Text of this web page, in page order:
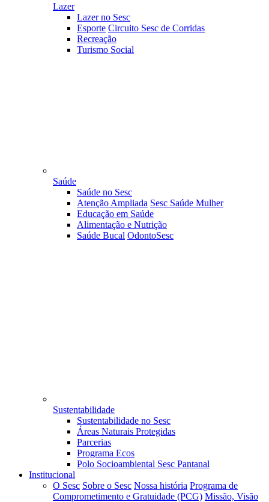
Lazer
Lazer no Sesc
Esporte Circuito Sesc de Corridas
Recreação
Turismo Social
Saúde
Saúde no Sesc
Atenção Ampliada Sesc Saúde Mulher
Educação em Saúde
Alimentação e Nutrição
Saúde Bucal OdontoSesc
Sustentabilidade
Sustentabilidade no Sesc
Áreas Naturais Protegidas
Parcerias
Programa Ecos
Polo Socioambiental Sesc Pantanal
Institucional
O Sesc Sobre o Sesc Nossa história Programa de
Comprometimento e Gratuidade (PCG) Missão, Visão